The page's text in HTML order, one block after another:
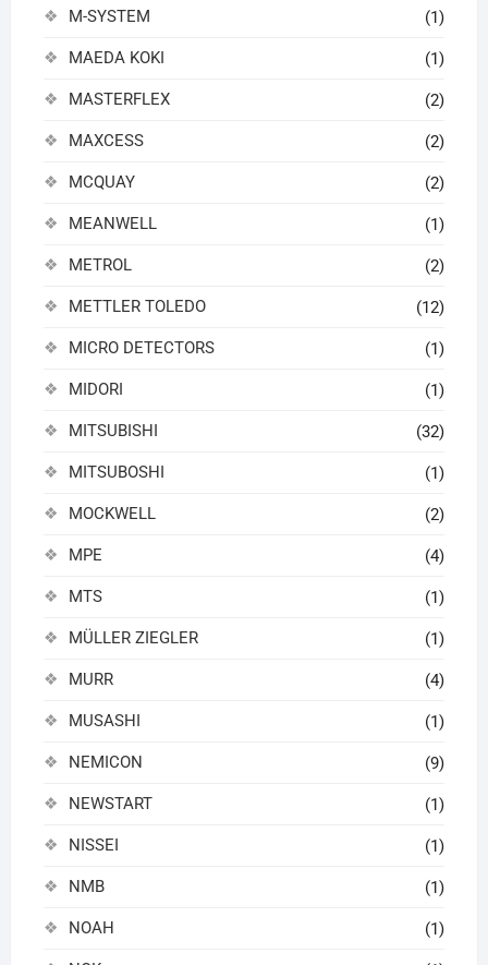
M-SYSTEM (1)
MAEDA KOKI (1)
MASTERFLEX (2)
MAXCESS (2)
MCQUAY (2)
MEANWELL (1)
METROL (2)
METTLER TOLEDO (12)
MICRO DETECTORS (1)
MIDORI (1)
MITSUBISHI (32)
MITSUBOSHI (1)
MOCKWELL (2)
MPE (4)
MTS (1)
MÜLLER ZIEGLER (1)
MURR (4)
MUSASHI (1)
NEMICON (9)
NEWSTART (1)
NISSEI (1)
NMB (1)
NOAH (1)